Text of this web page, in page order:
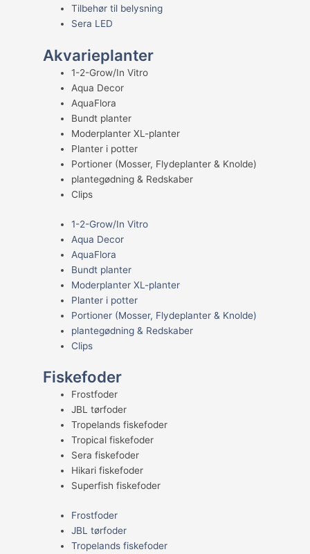
Tilbehør til belysning
Sera LED
Akvarieplanter
1-2-Grow/In Vitro
Aqua Decor
AquaFlora
Bundt planter
Moderplanter XL-planter
Planter i potter
Portioner (Mosser, Flydeplanter & Knolde)
plantegødning & Redskaber
Clips
1-2-Grow/In Vitro
Aqua Decor
AquaFlora
Bundt planter
Moderplanter XL-planter
Planter i potter
Portioner (Mosser, Flydeplanter & Knolde)
plantegødning & Redskaber
Clips
Fiskefoder
Frostfoder
JBL tørfoder
Tropelands fiskefoder
Tropical fiskefoder
Sera fiskefoder
Hikari fiskefoder
Superfish fiskefoder
Frostfoder
JBL tørfoder
Tropelands fiskefoder